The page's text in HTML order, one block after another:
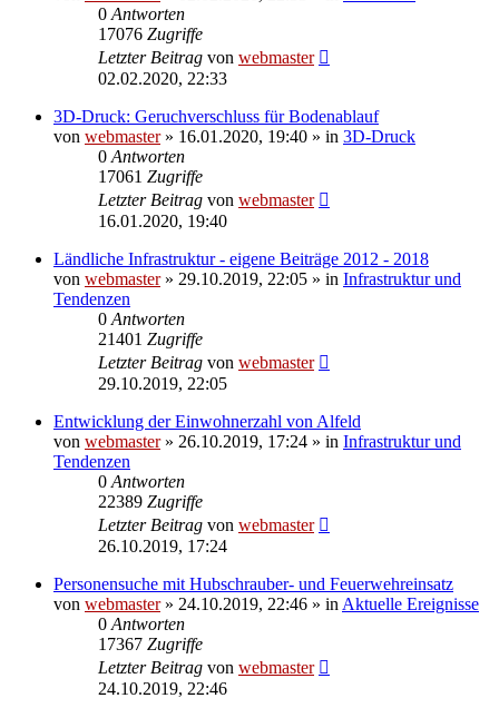
0 Antworten
17076 Zugriffe
Letzter Beitrag von webmaster
02.02.2020, 22:33
3D-Druck: Geruchverschluss für Bodenablauf
von webmaster» 16.01.2020, 19:40 » in 3D-Druck
0 Antworten
17061 Zugriffe
Letzter Beitrag von webmaster
16.01.2020, 19:40
Ländliche Infrastruktur - eigene Beiträge 2012 - 2018
von webmaster» 29.10.2019, 22:05 » in Infrastruktur und
Tendenzen
0 Antworten
21401 Zugriffe
Letzter Beitrag von webmaster
29.10.2019, 22:05
Entwicklung der Einwohnerzahl von Alfeld
von webmaster» 26.10.2019, 17:24 » in Infrastruktur und
Tendenzen
0 Antworten
22389 Zugriffe
Letzter Beitrag von webmaster
26.10.2019, 17:24
Personensuche mit Hubschrauber- und Feuerwehreinsatz
von webmaster» 24.10.2019, 22:46 » in Aktuelle Ereignisse
0 Antworten
17367 Zugriffe
Letzter Beitrag von webmaster
24.10.2019, 22:46